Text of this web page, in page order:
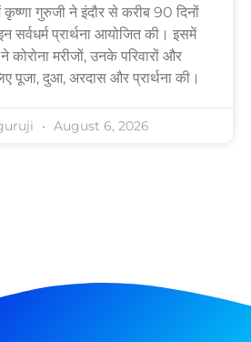
कृष्णा गुरुजी ने इंदौर से करीब 90 दिनों
प्रार्थना आयोजित की। इसमें
कोरोना मरीजों, उनके परिवारों और
पूजा, दुआ, अरदास और प्रार्थना की।
August 6, 2026